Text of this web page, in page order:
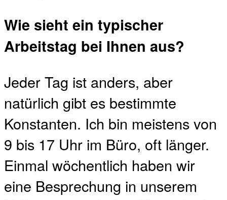
Wie sieht ein typischer
Arbeitstag bei Ihnen aus?
Jeder Tag ist anders, aber
natürlich gibt es bestimmte
Konstanten. Ich bin meistens von
9 bis 17 Uhr im Büro, oft länger.
Einmal wöchentlich haben wir
eine Besprechung in unserem